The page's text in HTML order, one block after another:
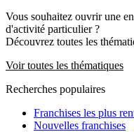
Vous souhaitez ouvrir une
d'activité particulier ?
Découvrez toutes les
Voir toutes les thématiques
Recherches populaires
Franchises les plus
Nouvelles franchises